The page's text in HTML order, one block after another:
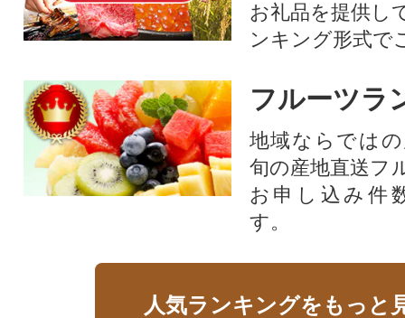
お礼品を提供し
ンキング形式で
フルーツラ
地域ならでは
旬の産地直送フ
お申し込み件
す。
人気ランキングをもっと